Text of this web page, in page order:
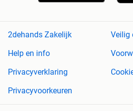
2dehands Zakelijk
Veilig
Help en info
Privacyverklaring
Privacyvoorkeuren